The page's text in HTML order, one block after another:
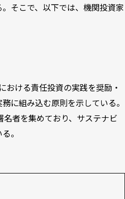
そこで、以下では、機関投資家
おける責任投資の実践を奨励・
に組み込む原則を示している。
者を集めており、サステナビ
。